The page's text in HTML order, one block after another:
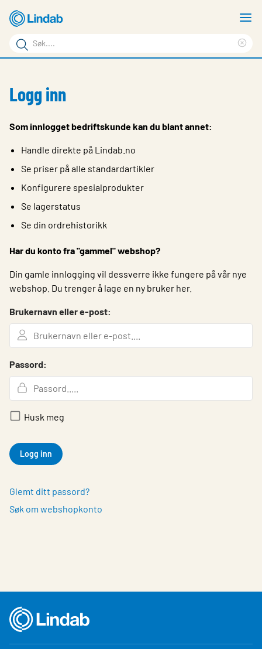
hovedinnhold
Søkeord
Søk
siden
Løsninger
Bærekraft
Kontakt oss
Logg inn
Logg inn
Som innlogget bedriftskunde kan du blant annet:
Handle direkte på Lindab.no
Se priser på alle standardartikler
Konfigurere spesialprodukter
Se lagerstatus
Se din ordrehistorikk
Har du konto fra "gammel" webshop?
Din gamle innlogging vil dessverre ikke fungere på vår nye
webshop. Du trenger å lage en ny bruker her.
Brukernavn eller e-post:
Passord:
Husk meg
Logg inn
Glemt ditt passord?
Søk om webshopkonto